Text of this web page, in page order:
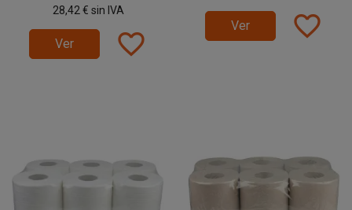
28,42 € sin IVA
Ver favorite_border
Ver favorite_border